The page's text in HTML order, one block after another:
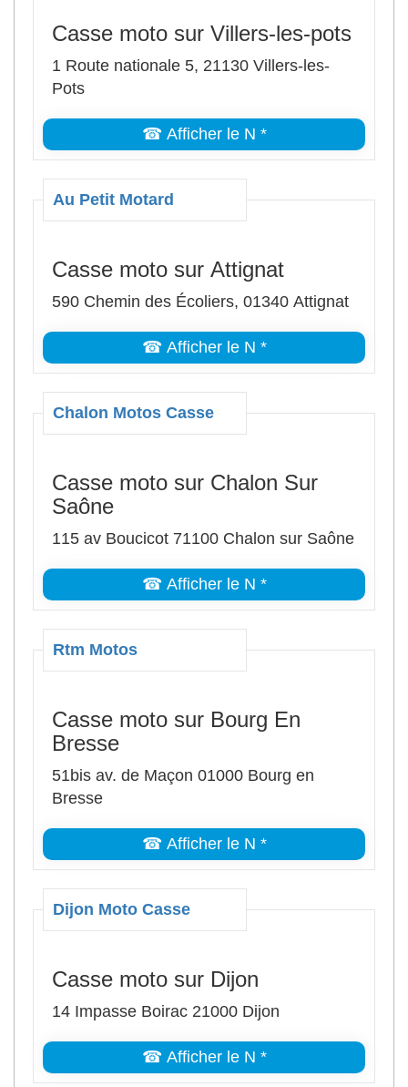
Casse moto sur Villers-les-pots
1 Route nationale 5, 21130 Villers-les-
Pots
☎ Afficher le N *
Au Petit Motard
Casse moto sur Attignat
590 Chemin des Écoliers, 01340 Attignat
☎ Afficher le N *
Chalon Motos Casse
Casse moto sur Chalon Sur
Saône
115 av Boucicot 71100 Chalon sur Saône
☎ Afficher le N *
Rtm Motos
Casse moto sur Bourg En
Bresse
51bis av. de Maçon 01000 Bourg en
Bresse
☎ Afficher le N *
Dijon Moto Casse
Casse moto sur Dijon
14 Impasse Boirac 21000 Dijon
☎ Afficher le N *